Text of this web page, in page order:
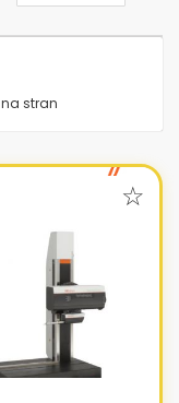
na stran